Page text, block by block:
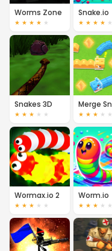
Worms Zone
★ ★ ★ ★ ★
Snake.io
★ ★ ★ ★ ★
Snakes 3D
★ ★ ★ ★ ★ ★ ★ ★ ★ ★
Wormax.io 2
★ ★ ★ ★ ★
Worm.io
★ ★ ★ ★ ★